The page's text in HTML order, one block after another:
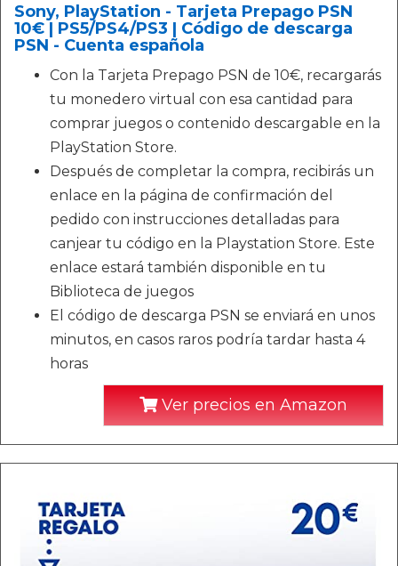
Sony, PlayStation - Tarjeta Prepago PSN
10€ | PS5/PS4/PS3 | Código de descarga
PSN - Cuenta española
Con la Tarjeta Prepago PSN de 10€, recargarás
tu monedero virtual con esa cantidad para
comprar juegos o contenido descargable en la
PlayStation Store.
Después de completar la compra, recibirás un
enlace en la página de confirmación del
pedido con instrucciones detalladas para
canjear tu código en la Playstation Store. Este
enlace estará también disponible en tu
Biblioteca de juegos
El código de descarga PSN se enviará en unos
minutos, en casos raros podría tardar hasta 4
horas
Ver precios en Amazon